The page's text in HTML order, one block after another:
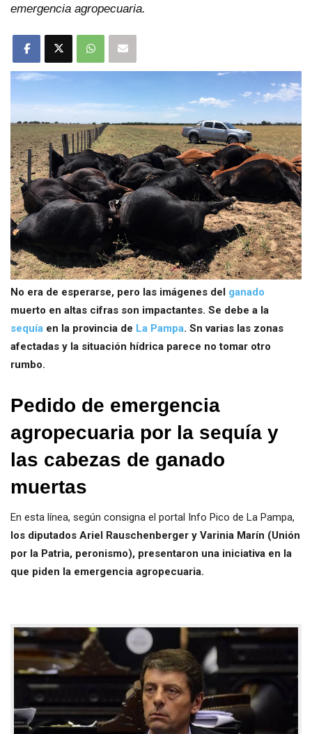
emergencia agropecuaria.
No era de esperarse, pero las imágenes del ganado
muerto en altas cifras son impactantes. Se debe a la
sequía en la provincia de La Pampa. Sn varias las zonas
afectadas y la situación hídrica parece no tomar otro
rumbo.
Pedido de emergencia
agropecuaria por la sequía y
las cabezas de ganado
muertas
En esta línea, según consigna el portal Info Pico de La Pampa,
los diputados Ariel Rauschenberger y Varinia Marín (Unión
por la Patria, peronismo), presentaron una iniciativa en la
que piden la emergencia agropecuaria.